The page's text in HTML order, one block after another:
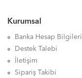
Kurumsal
Banka Hesap Bilgileri
Destek Talebi
İletişim
Sipariş Takibi